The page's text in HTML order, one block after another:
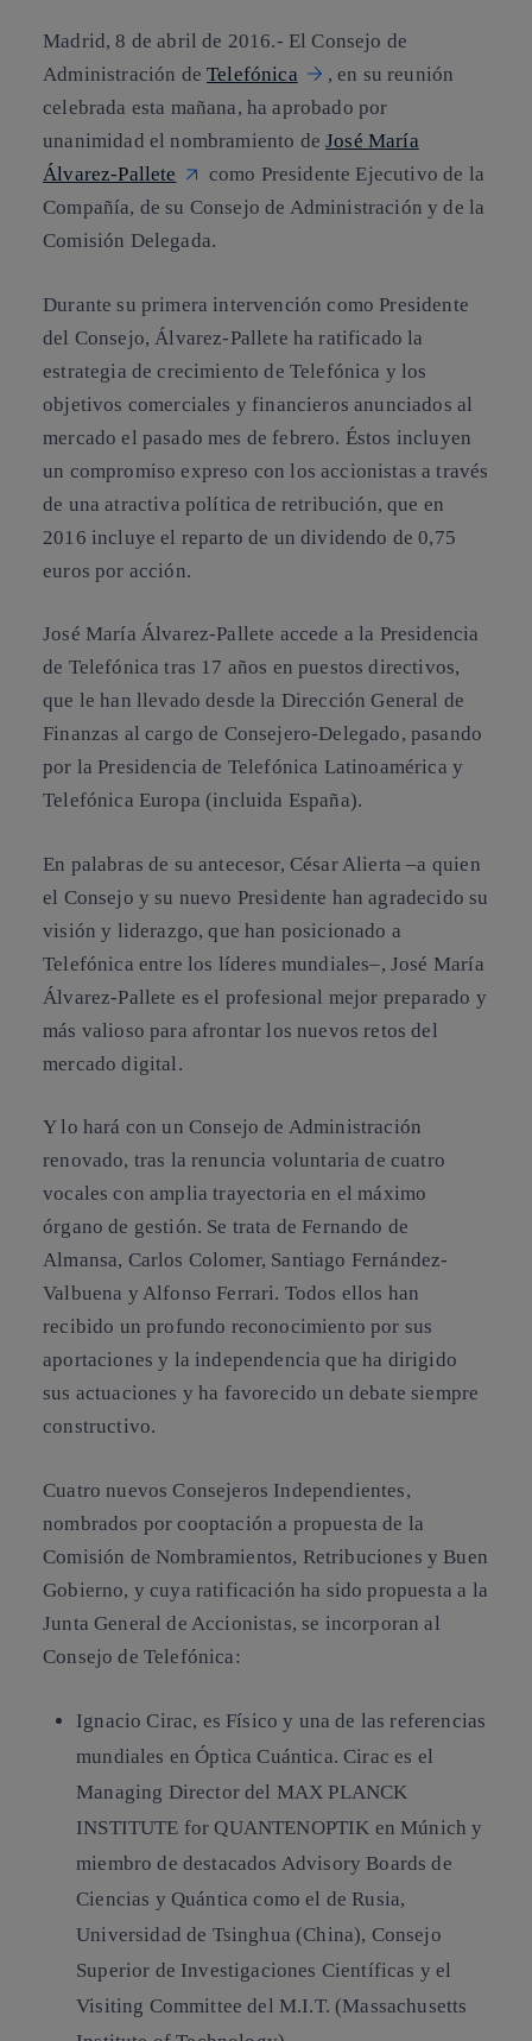
Madrid, 8 de abril de 2016.- El Consejo de
Administración deTelefónica
, en su reunión
celebrada esta mañana, ha aprobado por
unanimidad el nombramiento deJosé María
Álvarez-Pallete
como Presidente Ejecutivo de la
Compañía, de su Consejo de Administración y de la
Comisión Delegada.
Durante su primera intervención como Presidente
del Consejo, Álvarez-Pallete ha ratificado la
estrategia de crecimiento de Telefónica y los
objetivos comerciales y financieros anunciados al
mercado el pasado mes de febrero. Éstos incluyen
un compromiso expreso con los accionistas a través
de una atractiva política de retribución, que en
2016 incluye el reparto de un dividendo de 0,75
euros por acción.
José María Álvarez-Pallete accede a la Presidencia
de Telefónica tras 17 años en puestos directivos,
que le han llevado desde la Dirección General de
Finanzas al cargo de Consejero-Delegado, pasando
por la Presidencia de Telefónica Latinoamérica y
Telefónica Europa (incluida España).
En palabras de su antecesor, César Alierta –a quien
el Consejo y su nuevo Presidente han agradecido su
visión y liderazgo, que han posicionado a
Telefónica entre los líderes mundiales–, José María
Álvarez-Pallete es el profesional mejor preparado y
más valioso para afrontar los nuevos retos del
mercado digital.
Y lo hará con un Consejo de Administración
renovado, tras la renuncia voluntaria de cuatro
vocales con amplia trayectoria en el máximo
órgano de gestión. Se trata de Fernando de
Almansa, Carlos Colomer, Santiago Fernández-
Valbuena y Alfonso Ferrari. Todos ellos han
recibido un profundo reconocimiento por sus
aportaciones y la independencia que ha dirigido
sus actuaciones y ha favorecido un debate siempre
constructivo.
Cuatro nuevos Consejeros Independientes,
nombrados por cooptación a propuesta de la
Comisión de Nombramientos, Retribuciones y Buen
Gobierno, y cuya ratificación ha sido propuesta a la
Junta General de Accionistas, se incorporan al
Consejo de Telefónica:
Ignacio Cirac, es Físico y una de las referencias
mundiales en Óptica Cuántica. Cirac es el
Managing Director del MAX PLANCK
INSTITUTE for QUANTENOPTIK en Múnich y
miembro de destacados Advisory Boards de
Ciencias y Quántica como el de Rusia,
Universidad de Tsinghua (China), Consejo
Superior de Investigaciones Científicas y el
Visiting Committee del M.I.T. (Massachusetts